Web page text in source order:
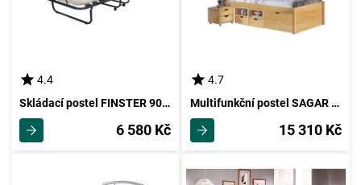
4.4
Skládací postel FINSTER 90x200 cm včetně roštu a matrace
6 580 Kč
4.7
Multifunkční postel SAGAR 90x200 cm včetně roštu, masiv borovice
15 310 Kč